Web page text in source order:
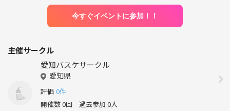
今すぐイベントに参加！！
主催サークル
愛知バスケサークル
愛知県
評価 0件
開催数 0回 過去参加 0人